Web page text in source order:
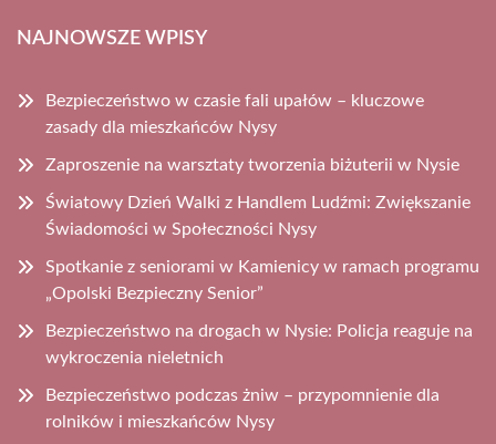
NAJNOWSZE WPISY
Bezpieczeństwo w czasie fali upałów – kluczowe
zasady dla mieszkańców Nysy
Zaproszenie na warsztaty tworzenia biżuterii w Nysie
Światowy Dzień Walki z Handlem Ludźmi: Zwiększanie
Świadomości w Społeczności Nysy
Spotkanie z seniorami w Kamienicy w ramach programu
„Opolski Bezpieczny Senior”
Bezpieczeństwo na drogach w Nysie: Policja reaguje na
wykroczenia nieletnich
Bezpieczeństwo podczas żniw – przypomnienie dla
rolników i mieszkańców Nysy